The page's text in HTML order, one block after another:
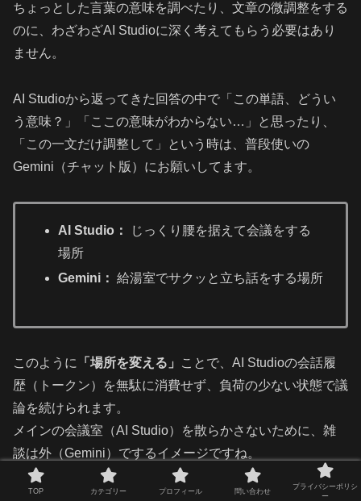
ちょっとした言葉の意味を調べたり、文章の微調整をする
のに、わざわざAI Studioに深く考えてもらう必要はあり
ません。
AI Studioから返ってきた回答の中で「この単語、どうい
う意味？」「ここの意味がわからない…」と思ったり、
「この一文だけ調整して」という時は、普段使いの
Gemini（チャット版）にお願いしてます。
AI Studio：
じっくり腰を据えて会議をする
場所
Gemini： 給湯室でサクッと立ち話をする場所
このように 「場所を変える」
ことで、AI Studioの会話履
歴（トークン）を無駄に消費せず、負荷の少ない状態で議
論を続けられます。
メインの会議室（AI Studio）を散らかさないために、雑
談は外（Gemini）でするイメージですね。
TOP カテゴリー プロフィール 問い合わせ
プライバシーポリシ
ー